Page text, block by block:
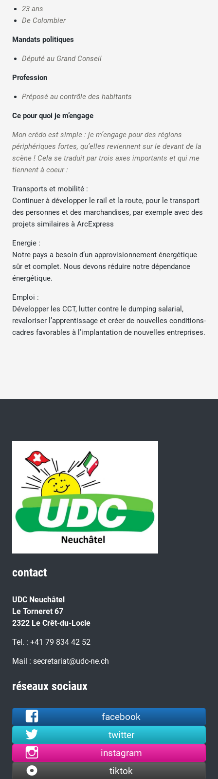
23 ans
De Colombier
Mandats politiques
Député au Grand Conseil
Profession
Préposé au contrôle des habitants
Ce pour quoi je m’engage
Mon crédo est simple : je m’engage pour des régions
périphériques fortes, qu’elles reviennent sur le devant de la
scène ! Cela se traduit par trois axes importants et qui me
tiennent à coeur :
Transports et mobilité :
Continuer à développer le rail et la route, pour le transport
des personnes et des marchandises, par exemple avec des
projets similaires à ArcExpress
Energie :
Notre pays a besoin d’un approvisionnement énergétique
sûr et complet. Nous devons réduire notre dépendance
énergétique.
Emploi :
Développer les CCT, lutter contre le dumping salarial,
revaloriser l’apprentissage et créer de nouvelles conditions-
cadres favorables à l’implantation de nouvelles entreprises.
contact
UDC Neuchâtel
Le Torneret 67
2322 Le Crêt-du-Locle
Tel. : +41 79 834 42 52
Mail : secretariat@udc-ne.ch
réseaux sociaux
facebook
twitter
instagram
tiktok